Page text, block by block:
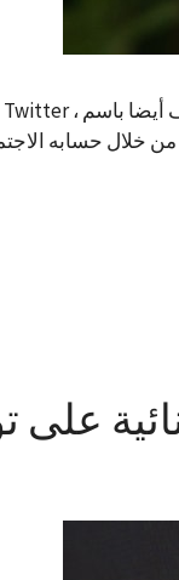
خلال حسابه